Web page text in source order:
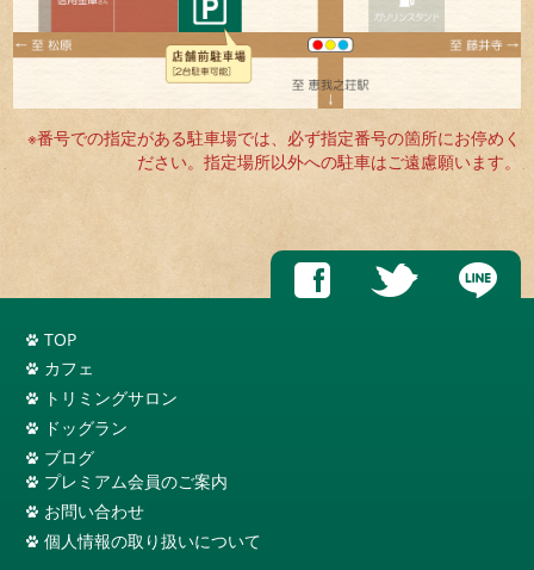
※番号での指定がある駐車場では、必ず指定番号の箇所にお停めく
ださい。指定場所以外への駐車はご遠慮願います。
TOP
カフェ
トリミングサロン
ドッグラン
ブログ
プレミアム会員のご案内
お問い合わせ
個人情報の取り扱いについて